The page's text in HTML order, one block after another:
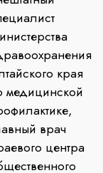
края
медицинской
врач
центра